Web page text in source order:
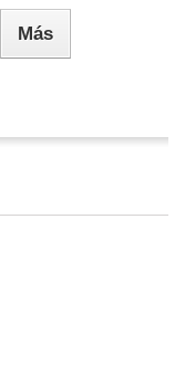
Más